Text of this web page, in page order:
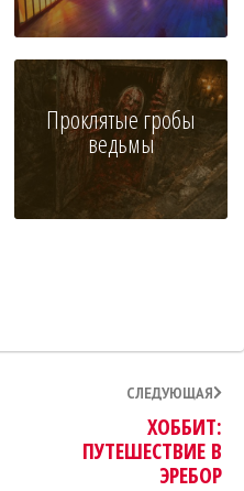
Проклятые гробы
ведьмы
СЛЕДУЮЩАЯ
ХОББИТ:
ПУТЕШЕСТВИЕ В
ЭРЕБОР